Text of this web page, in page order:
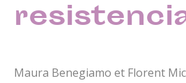
Maura Benegiamo et Florent